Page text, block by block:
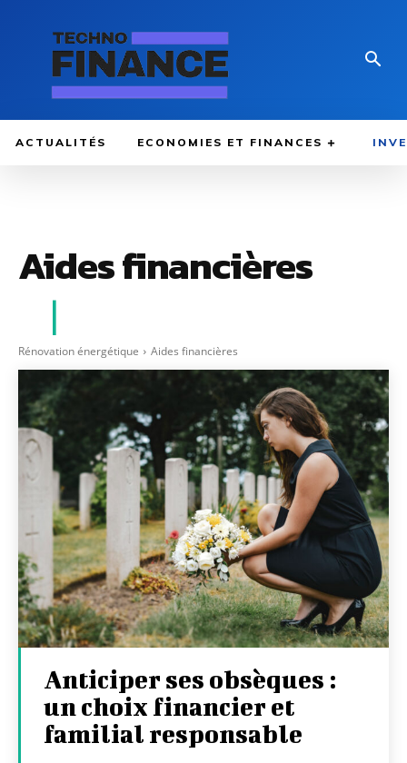
ACTUALITÉS ECONOMIES ET FINANCES
Aides financières
Rénovation énergétique Aides financières
Anticiper ses obsèques :
un choix financier et
familial responsable